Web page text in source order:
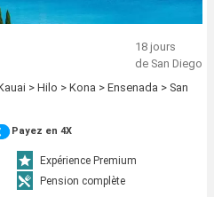
18 jours
de San Diego
> Hilo > Kona > Ensenada > San
Payez en 4X
Expérience Premium
Pension complète